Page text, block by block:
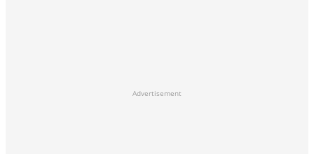
Advertisement